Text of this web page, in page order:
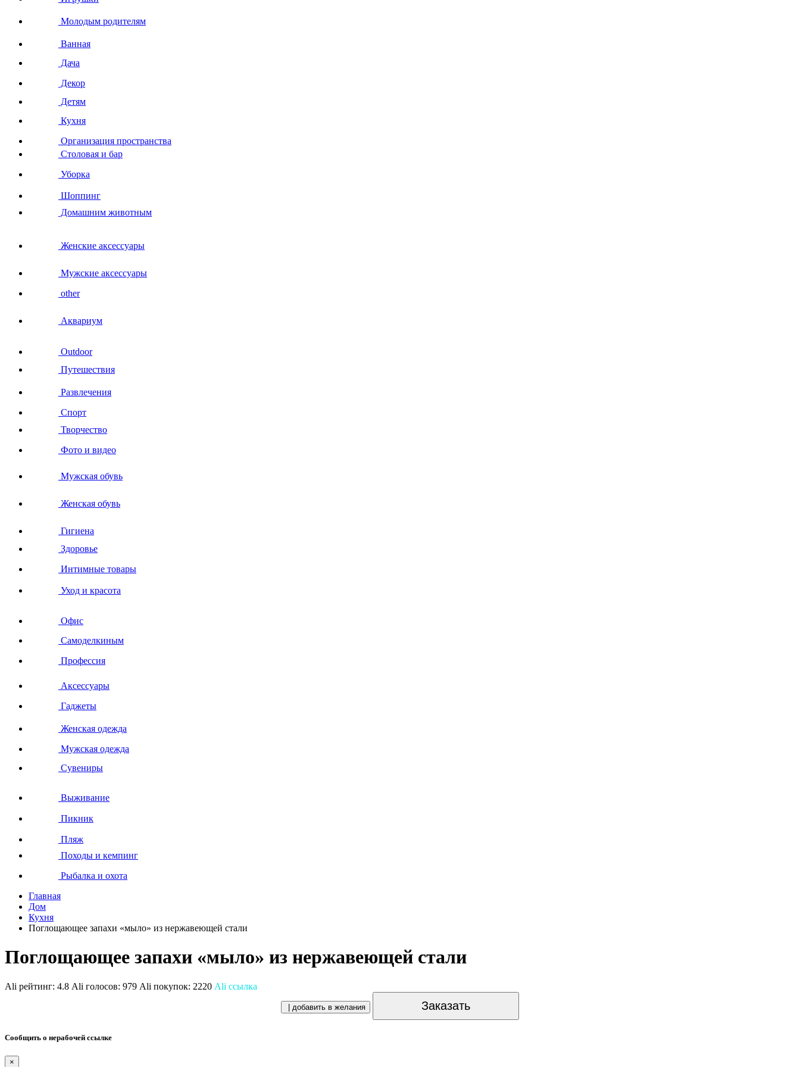
Молодым родителям
Ванная
Дача
Декор
Детям
Кухня
Организация пространства
Столовая и бар
Уборка
Шоппинг
Домашним животным
Женские аксессуары
Мужские аксессуары
other
Аквариум
Outdoor
Путешествия
Развлечения
Спорт
Творчество
Фото и видео
Мужская обувь
Женская обувь
Гигиена
Здоровье
Интимные товары
Уход и красота
Офис
Самоделкиным
Профессия
Аксессуары
Гаджеты
Женская одежда
Мужская одежда
Сувениры
Выживание
Пикник
Пляж
Походы и кемпинг
Рыбалка и охота
Главная
Дом
Кухня
Поглощающее запахи «мыло» из нержавеющей стали
Поглощающее запахи «мыло» из нержавеющей стали
Ali рейтинг: 4.8 Ali голосов: 979 Ali покупок: 2220 Ali ссылка
| добавить в желания Заказать
Сообщить о нерабочей ссылке
×